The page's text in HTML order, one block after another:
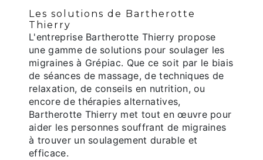
Les solutions de Bartherotte
Thierry
L'entreprise Bartherotte Thierry propose
une gamme de solutions pour soulager les
migraines à Grépiac. Que ce soit par le biais
de séances de massage, de techniques de
relaxation, de conseils en nutrition, ou
encore de thérapies alternatives,
Bartherotte Thierry met tout en œuvre pour
aider les personnes souffrant de migraines
à trouver un soulagement durable et
efficace.